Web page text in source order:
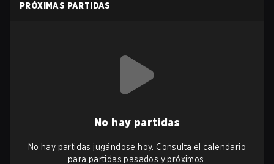
PRÓXIMAS PARTIDAS
No hay partidas
No hay partidas jugándose hoy. Consulta el calendario
para partidas pasados y próximos.